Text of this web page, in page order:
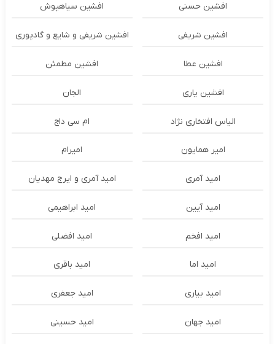
افشین حسنی افشین سیاهپوش
افشین شریفی افشین شریفی و شایع و گادپوری
افشین عطا افشین مطمئن
افشین یاری الجان
الیاس افتخاری نژاد ام سی داج
امير همايون اميرام
امید آمری امید آمری و ایرج مهدیان
امید آیین امید ابراهیمی
امید افخم امید افضلی
امید اما امید باقری
امید بیاری امید جعفری
امید جهان امید حسینی